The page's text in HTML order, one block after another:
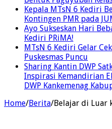
Kepala MTsN 6 Kediri
Kontingen PMR pada
Ayo Sukseskan Hari
Kediri PRiMA!
MTsN 6 Kediri Gelar
Puskesmas Puncu
Sharing Kantin DWP
Inspirasi Kemandirian
DWP Kankemenag
Home/Berita/Belajar di Luar